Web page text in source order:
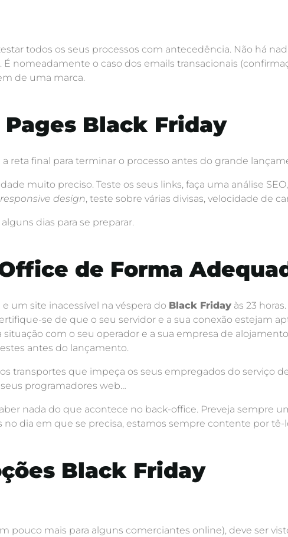
todos os seus processos com antecedência. Não há
nomeadamente o caso dos emails transacionais
de uma marca.
Black Friday
reta final para terminar o processo antes do grande
muito preciso. Teste os seus links, faça uma análise
responsive design, teste sobre várias divisas, velocidade de
dias para se preparar.
de Forma
um site inacessível na véspera do Black Friday às 23
se de que o seu servidor e a sua conexão estejam
com o seu operador e a sua empresa de
antes do lançamento.
transportes que impeça os seus empregados do serviço
programadores web…
nada do que acontece no back-office. Preveja sempre
dia em que se precisa, estamos sempre contente por tê-
Black Friday
pouco mais para alguns comerciantes online), deve ser